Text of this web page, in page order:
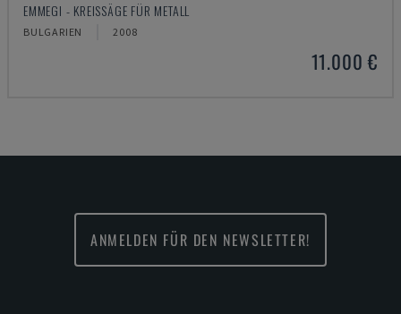
EMMEGI - KREISSÄGE FÜR METALL
BULGARIEN 2008
11.000 €
ANMELDEN FÜR DEN NEWSLETTER!